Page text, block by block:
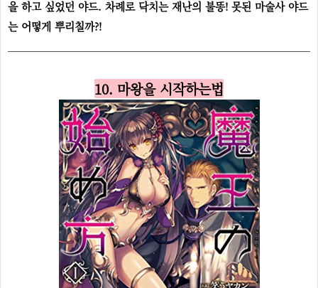
을 하고 싶었던 야드. 차례로 닥치는 재난의 불똥! 못된 마술사 야드
는 어떻게 뿌리칠까?!
10. 마왕을 시작하는법